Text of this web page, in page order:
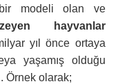
bir modeli olan ve
hayvanlar
yıl önce ortaya
yaşamış olduğu
Örnek olarak;